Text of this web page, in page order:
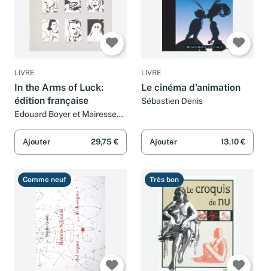
LIVRE
In the Arms of Luck:
édition française
Edouard Boyer et Mairesse
Ajouter 29,75 €
LIVRE
Le cinéma d'animation
Sébastien Denis
Ajouter 13,10 €
Comme neuf Très bon